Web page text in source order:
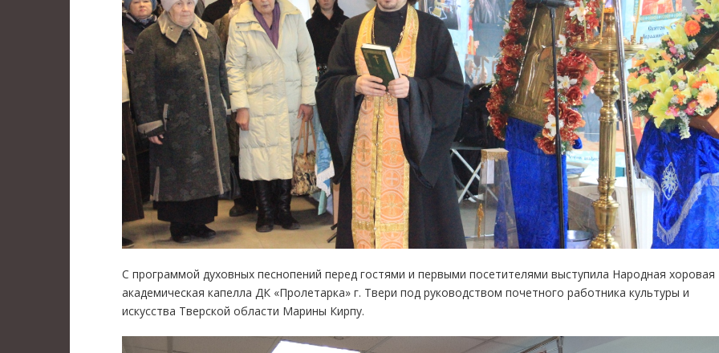
С программой духовных песнопений перед гостями и первыми посетителями выступила Народная хоровая
академическая капелла ДК «Пролетарка» г. Твери под руководством почетного работника культуры и
искусства Тверской области Марины Кирпу.